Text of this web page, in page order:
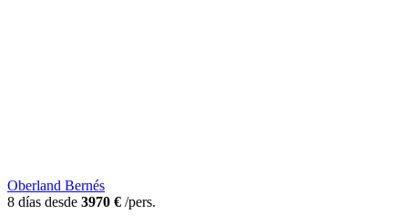
Oberland Bernés
8 días desde 3970 € /pers.